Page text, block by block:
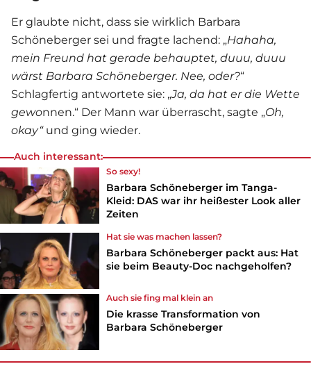
Er glaubte nicht, dass sie wirklich Barbara
Schöneberger sei und fragte lachend: „Hahaha,
mein Freund hat gerade behauptet, duuu, duuu
wärst Barbara Schöneberger. Nee, oder?“
Schlagfertig antwortete sie: „Ja, da hat er die Wette
gewonnen.“ Der Mann war überrascht, sagte „Oh,
okay“und ging wieder.
Auch interessant:
So sexy!
Barbara Schöneberger im Tanga-
Kleid: DAS war ihr heißester Look aller
Zeiten
Hat sie was machen lassen?
Barbara Schöneberger packt aus: Hat
sie beim Beauty-Doc nachgeholfen?
Auch sie fing mal klein an
Die krasse Transformation von
Barbara Schöneberger